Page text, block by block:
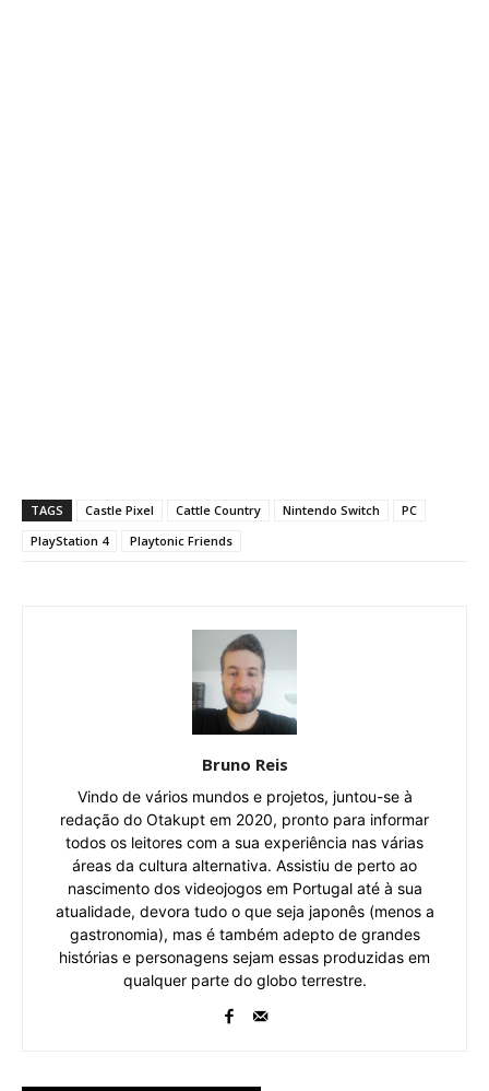
TAGS Castle Pixel Cattle Country Nintendo Switch
PC
PlayStation 4
Playtonic Friends
Bruno Reis
Vindo de vários mundos e projetos, juntou-se à
redação do Otakupt em 2020, pronto para informar
todos os leitores com a sua experiência nas várias
áreas da cultura alternativa. Assistiu de perto ao
nascimento dos videojogos em Portugal até à sua
atualidade, devora tudo o que seja japonês (menos a
gastronomia), mas é também adepto de grandes
histórias e personagens sejam essas produzidas em
qualquer parte do globo terrestre.